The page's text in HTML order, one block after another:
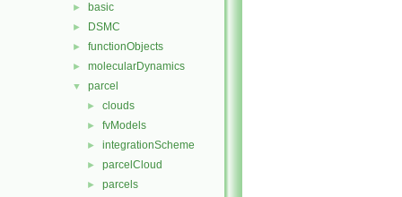
► basic
► DSMC
► functionObjects
► molecularDynamics
▼ parcel
► clouds
► fvModels
► integrationScheme
► parcelCloud
► parcels